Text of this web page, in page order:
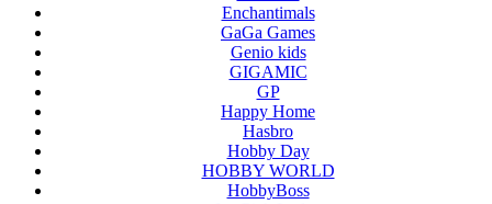
Enchantimals
GaGa Games
Genio kids
GIGAMIC
GP
Happy Home
Hasbro
Hobby Day
HOBBY WORLD
HobbyBoss